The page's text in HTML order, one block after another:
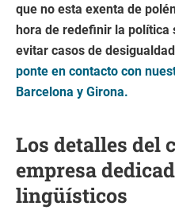
que no esta exenta de
hora de redefinir la política
evitar casos de
ponte en contacto con
Barcelona y Girona.
Los detalles del
empresa
lingüísticos